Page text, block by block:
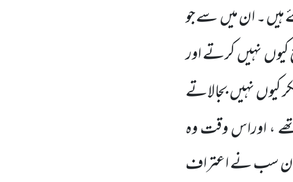
۔ ان میںسے جو
کیوںنہیںکرتے اور
کیوںنہیںبجالاتے
، اوراس وقت وہ
ان سب نے اعتراف